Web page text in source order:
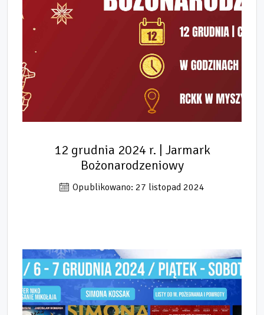
12 grudnia 2024 r. | Jarmark
Bożonarodzeniowy
Opublikowano: 27 listopad 2024